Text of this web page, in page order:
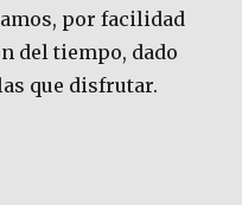
por facilidad
del tiempo, dado
que disfrutar.